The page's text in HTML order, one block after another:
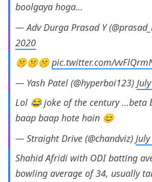
boolgaya hoga…
— Adv Durga Prasad Y
2020
🤫🤫🤫pic.twitter.com/
— Yash Patel (@hyperboi123)
Lol 😂 joke of the century …beta
baap baap hote hain 😊
— Straight Drive (@chandviz)
Shahid Afridi with ODI batting
bowling average of 34, usually